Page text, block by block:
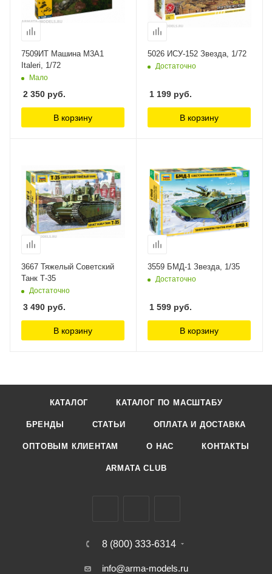
7509ИТ Машина М3А1
Italeri, 1/72
Мало
2 350 руб.
В корзину
5026 ИСУ-152 Звезда, 1/72
Достаточно
1 199 руб.
В корзину
3667 Тяжелый Советский
Танк Т-35
Достаточно
3 490 руб.
В корзину
3559 БМД-1 Звезда, 1/35
Достаточно
1 599 руб.
В корзину
КАТАЛОГ КАТАЛОГ ПО МАСШТАБУ
БРЕНДЫ СТАТЬИ ОПЛАТА И ДОСТАВКА
ОПТОВЫМ КЛИЕНТАМ О НАС КОНТАКТЫ
ARMATA CLUB
8 (800) 333-6314
info@arma-models.ru